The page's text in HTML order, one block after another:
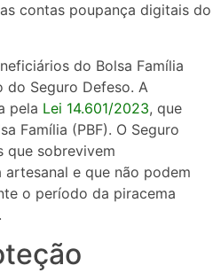
contas poupança digitais do
do Bolsa Família
do Seguro Defeso. A
pela Lei 14.601/2023, que
Família (PBF). O Seguro
que sobrevivem
e que não podem
o período da piracema